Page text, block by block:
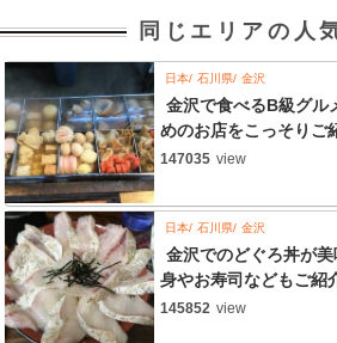
同じエリアの人
日本 石川県 金沢
金沢で食べるB級グル
めのお店をこっそりご
147035 view
日本 石川県 金沢
金沢でのどぐろ丼が
身やお寿司などもご紹
145852 view